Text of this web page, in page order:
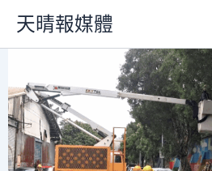
主
內
容
天晴報媒體